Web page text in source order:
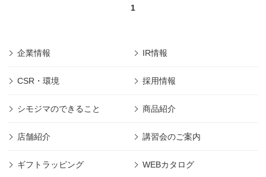
1
企業情報 IR情報
CSR・環境 採用情報
シモジマのできること 商品紹介
店舗紹介 講習会のご案内
ギフトラッピング WEBカタログ